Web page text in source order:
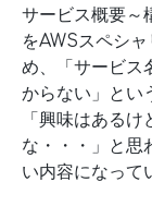
サービス概要～
をAWSスペシ
め、「サービス
からない」とい
「興味はある
な・・・」と思
い内容になって